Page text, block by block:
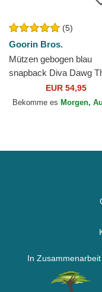
(5)
Goorin Bros.
Mützen gebogen blau
snapback Diva Dawg
Dawg In Me The Farm
Goorin Bros.
EUR 54,95
Bekomme es Morgen,
In